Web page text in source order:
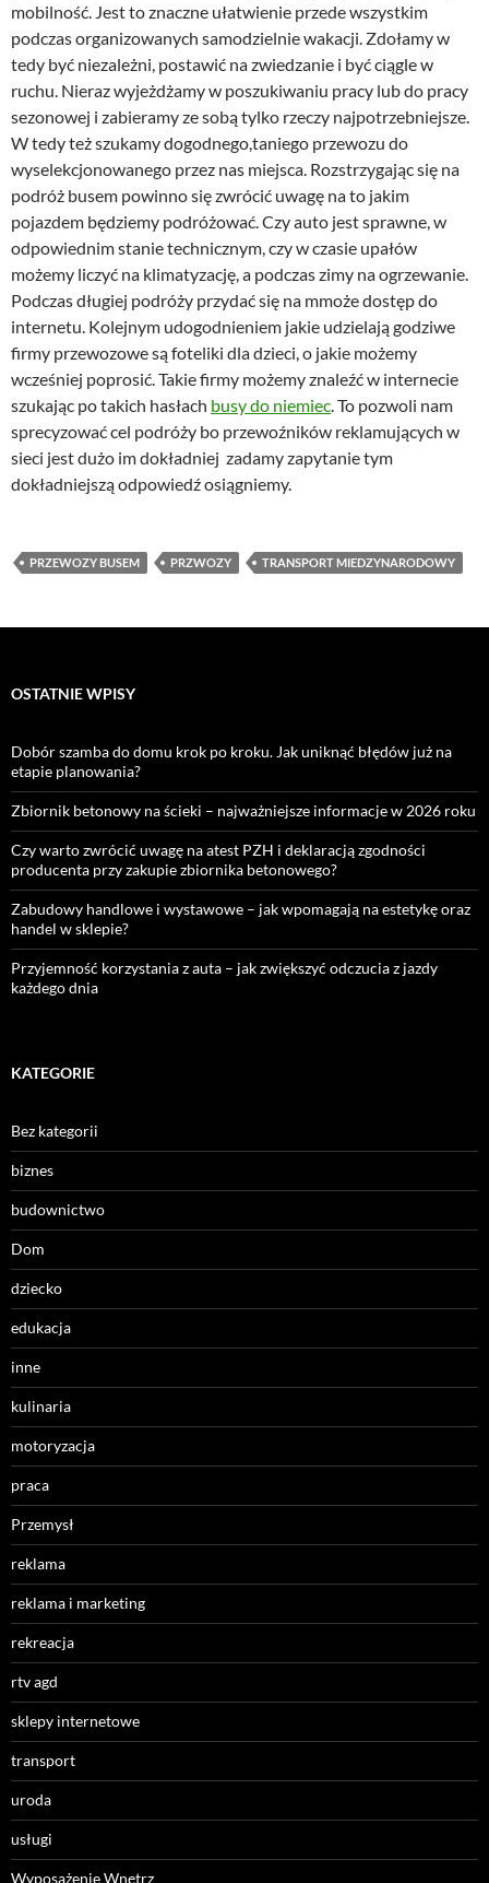
mobilność. Jest to znaczne ułatwienie przede wszystkim
podczas organizowanych samodzielnie wakacji. Zdołamy w
tedy być niezależni, postawić na zwiedzanie i być ciągle w
ruchu. Nieraz wyjeżdżamy w poszukiwaniu pracy lub do pracy
sezonowej i zabieramy ze sobą tylko rzeczy najpotrzebniejsze.
W tedy też szukamy dogodnego,taniego przewozu do
wyselekcjonowanego przez nas miejsca. Rozstrzygając się na
podróż busem powinno się zwrócić uwagę na to jakim
pojazdem będziemy podróżować. Czy auto jest sprawne, w
odpowiednim stanie technicznym, czy w czasie upałów
możemy liczyć na klimatyzację, a podczas zimy na ogrzewanie.
Podczas długiej podróży przydać się na mmoże dostęp do
internetu. Kolejnym udogodnieniem jakie udzielają godziwe
firmy przewozowe są foteliki dla dzieci, o jakie możemy
wcześniej poprosić. Takie firmy możemy znaleźć w internecie
szukając po takich hasłach busy do niemiec. To pozwoli nam
sprecyzować cel podróży bo przewoźników reklamujących w
sieci jest dużo im dokładniej zadamy zapytanie tym
dokładniejszą odpowiedź osiągniemy.
PRZEWOZY BUSEM PRZWOZY TRANSPORT MIEDZYNARODOWY
OSTATNIE WPISY
Dobór szamba do domu krok po kroku. Jak uniknąć błędów już na
etapie planowania?
Zbiornik betonowy na ścieki – najważniejsze informacje w 2026 roku
Czy warto zwrócić uwagę na atest PZH i deklaracją zgodności
producenta przy zakupie zbiornika betonowego?
Zabudowy handlowe i wystawowe – jak wpomagają na estetykę oraz
handel w sklepie?
Przyjemność korzystania z auta – jak zwiększyć odczucia z jazdy
każdego dnia
KATEGORIE
Bez kategorii
biznes
budownictwo
Dom
dziecko
edukacja
inne
kulinaria
motoryzacja
praca
Przemysł
reklama
reklama i marketing
rekreacja
rtv agd
sklepy internetowe
transport
uroda
usługi
Wyposażenie Wnętrz